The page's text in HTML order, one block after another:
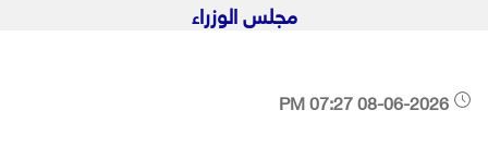
مجلس الوزراء